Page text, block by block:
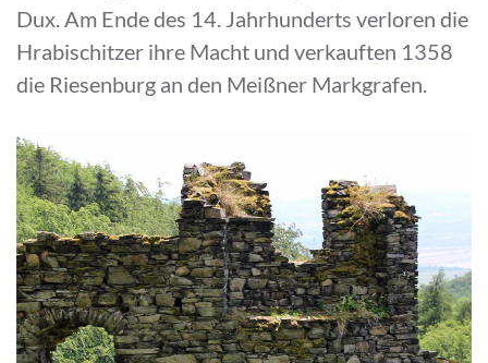
Dux. Am Ende des 14. Jahrhunderts verloren die
Hrabischitzer ihre Macht und verkauften 1358
die Riesenburg an den Meißner Markgrafen.